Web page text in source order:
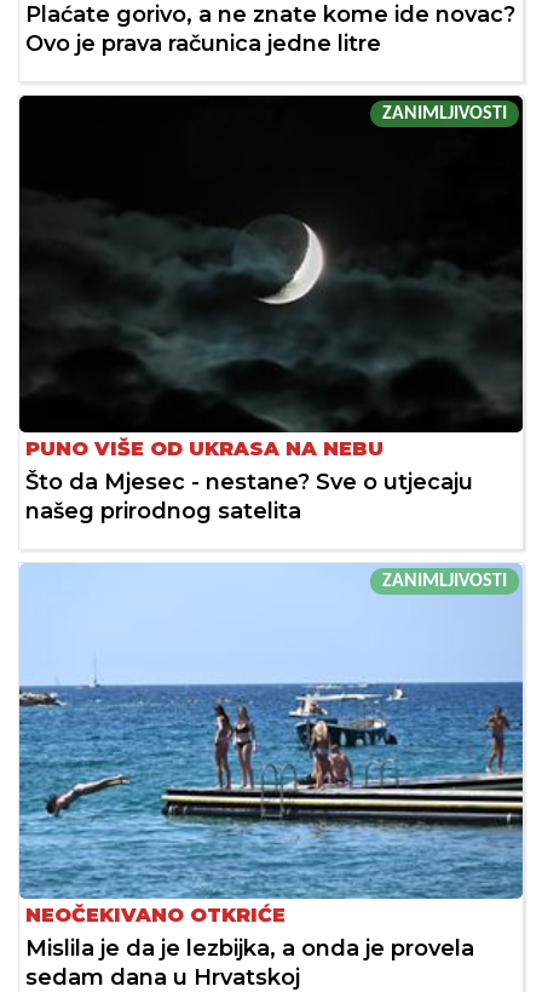
Plaćate gorivo, a ne znate kome ide novac?
Ovo je prava računica jedne litre
ZANIMLJIVOSTI
PUNO VIŠE OD UKRASA NA NEBU
Što da Mjesec - nestane? Sve o utjecaju
našeg prirodnog satelita
ZANIMLJIVOSTI
NEOČEKIVANO OTKRIĆE
Mislila je da je lezbijka, a onda je provela
sedam dana u Hrvatskoj